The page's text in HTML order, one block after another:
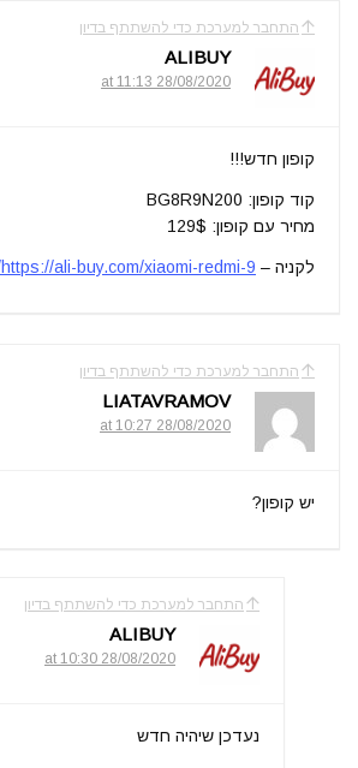
התחבר למערכת כדי להשתתף בדיון
ALIBUY
28/08/2020 at 11:13
קופון חדש!!!
קוד קופון: BG8R9N200
מחיר עם קופון: 129$
לקניה – https://ali-buy.com/xiaomi-redmi-9/
התחבר למערכת כדי להשתתף בדיון
LIATAVRAMOV
28/08/2020 at 10:27
יש קופון?
התחבר למערכת כדי להשתתף בדיון
ALIBUY
28/08/2020 at 10:30
נעדכן שיהיה חדש